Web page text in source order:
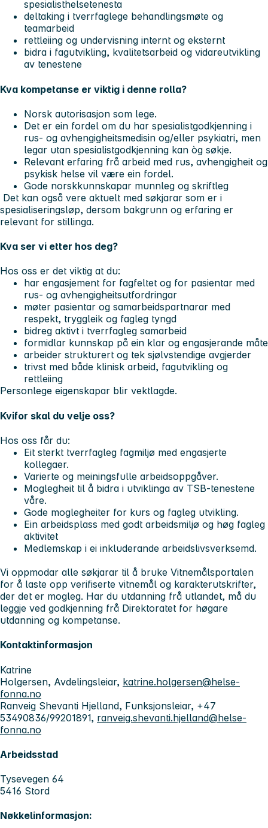
spesialisthelsetenesta
deltaking i tverrfaglege behandlingsmøte og
teamarbeid
rettleiing og undervisning internt og eksternt
bidra i fagutvikling, kvalitetsarbeid og vidareutvikling
av tenestene
Kva kompetanse er viktig i denne rolla?
Norsk autorisasjon som lege.
Det er ein fordel om du har spesialistgodkjenning i
rus- og avhengigheitsmedisin og/eller psykiatri, men
legar utan spesialistgodkjenning kan òg søkje.
Relevant erfaring frå arbeid med rus, avhengigheit og
psykisk helse vil være ein fordel.
Gode norskkunnskapar munnleg og skriftleg
Det kan også vere aktuelt med søkjarar som er i
spesialiseringsløp, dersom bakgrunn og erfaring er
relevant for stillinga.
Kva ser vi etter hos deg?
Hos oss er det viktig at du:
har engasjement for fagfeltet og for pasientar med
rus- og avhengigheitsutfordringar
møter pasientar og samarbeidspartnarar med
respekt, tryggleik og fagleg tyngd
bidreg aktivt i tverrfagleg samarbeid
formidlar kunnskap på ein klar og engasjerande måte
arbeider strukturert og tek sjølvstendige avgjerder
trivst med både klinisk arbeid, fagutvikling og
rettleiing
Personlege eigenskapar blir vektlagde.
Kvifor skal du velje oss?
Hos oss får du:
Eit sterkt tverrfagleg fagmiljø med engasjerte
kollegaer.
Varierte og meiningsfulle arbeidsoppgåver.
Moglegheit til å bidra i utviklinga av TSB-tenestene
våre.
Gode moglegheiter for kurs og fagleg utvikling.
Ein arbeidsplass med godt arbeidsmiljø og høg fagleg
aktivitet
Medlemskap i ei inkluderande arbeidslivsverksemd.
Vi oppmodar alle søkjarar til å bruke Vitnemålsportalen
for å laste opp verifiserte vitnemål og karakterutskrifter,
der det er mogleg. Har du utdanning frå utlandet, må du
leggje ved godkjenning frå Direktoratet for høgare
utdanning og kompetanse.
Kontaktinformasjon
Katrine
Holgersen, Avdelingsleiar, katrine.holgersen@helse-
fonna.no
Ranveig Shevanti Hjelland, Funksjonsleiar, +47
53490836/99201891, ranveig.shevanti.hjelland@helse-
fonna.no
Arbeidsstad
Tysevegen 64
5416 Stord
Nøkkelinformasjon: